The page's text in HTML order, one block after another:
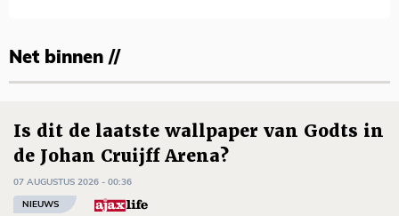
Net binnen //
Is dit de laatste wallpaper van Godts in
de Johan Cruijff Arena?
07 AUGUSTUS 2026 - 00:36
NIEUWS